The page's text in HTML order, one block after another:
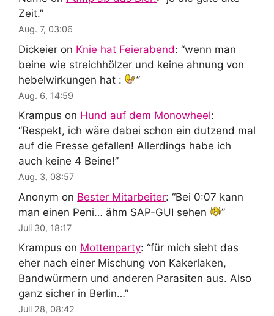
Zeit.”
Aug. 7, 03:06
Dickeier on Knie hat Feierabend: “wenn man
beine wie streichhölzer und keine ahnung von
hebelwirkungen hat :
”
Aug. 6, 14:59
Krampus on Hund auf dem Monowheel:
“Respekt, ich wäre dabei schon ein dutzend mal
auf die Fresse gefallen! Allerdings habe ich
auch keine 4 Beine!”
Aug. 3, 08:57
Anonym on Bester Mitarbeiter: “Bei 0:07 kann
man einen Peni… ähm SAP-GUI sehen
”
Juli 30, 18:17
Krampus on Mottenparty: “für mich sieht das
eher nach einer Mischung von Kakerlaken,
Bandwürmern und anderen Parasiten aus. Also
ganz sicher in Berlin…”
Juli 28, 08:42